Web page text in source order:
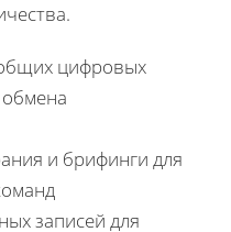
цифровых
и брифинги для
записей для